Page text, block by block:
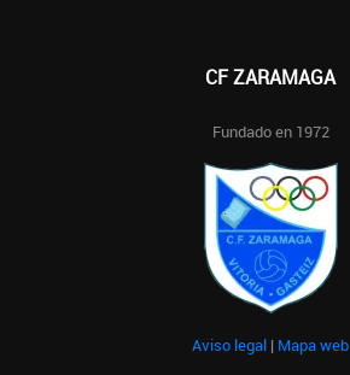
CF ZARAMAGA
Fundado en 1972
Aviso legal | Mapa web